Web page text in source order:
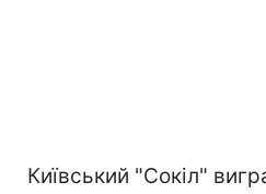
Київський "Сокіл"